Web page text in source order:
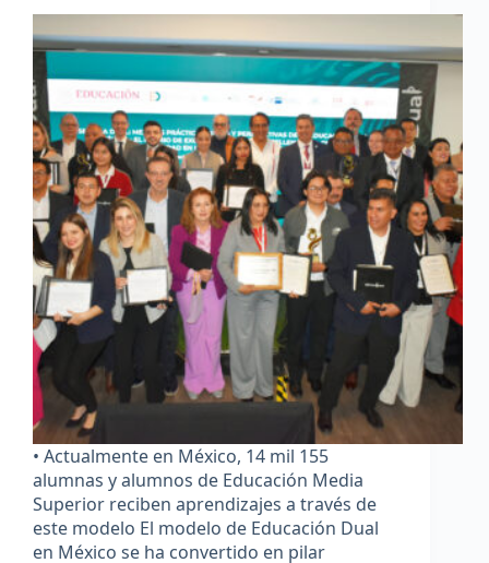
• Actualmente en México, 14 mil 155
alumnas y alumnos de Educación Media
Superior reciben aprendizajes a través de
este modelo El modelo de Educación Dual
en México se ha convertido en pilar